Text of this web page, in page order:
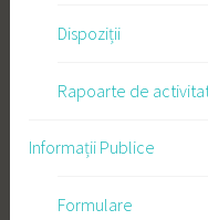
Dispoziții
Rapoarte de
Informații Publice
Formulare